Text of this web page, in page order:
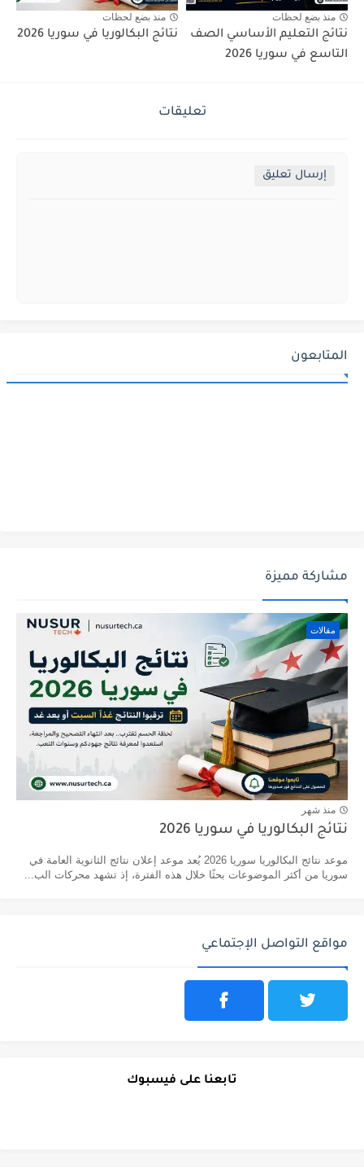
منذ بضع لحظات
نتائج التعليم الأساسي الصف
التاسع في سوريا 2026
منذ بضع لحظات
نتائج البكالوريا في سوريا 2026
تعليقات
إرسال تعليق
المتابعون
مشاركة مميزة
مقالات
منذ شهر
نتائج البكالوريا في سوريا 2026
موعد نتائج البكالوريا سوريا 2026 يُعد موعد إعلان نتائج الثانوية العامة في
سوريا من أكثر الموضوعات بحثًا خلال هذه الفترة، إذ تشهد محركات الب...
مواقع التواصل الإجتماعي
تابعنا على فيسبوك